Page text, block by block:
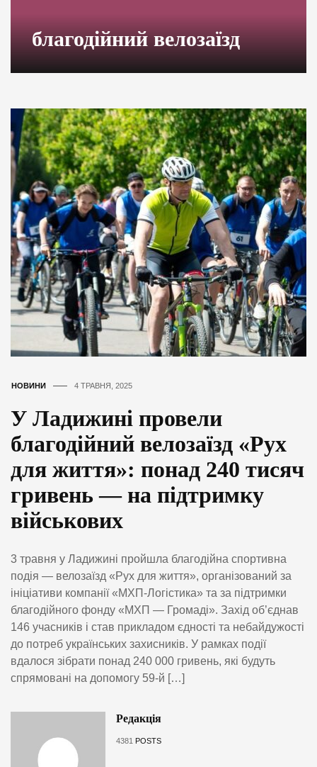
благодійний велозаїзд
НОВИНИ 4 ТРАВНЯ, 2025
У Ладижині провели
благодійний велозаїзд «Рух
для життя»: понад 240 тисяч
гривень — на підтримку
військових
3 травня у Ладижині пройшла благодійна спортивна
подія — велозаїзд «Рух для життя», організований за
ініціативи компанії «МХП-Логістика» та за підтримки
благодійного фонду «МХП — Громаді». Захід об’єднав
146 учасників і став прикладом єдності та небайдужості
до потреб українських захисників. У рамках події
вдалося зібрати понад 240 000 гривень, які будуть
спрямовані на допомогу 59-й […]
Редакція
4381 POSTS